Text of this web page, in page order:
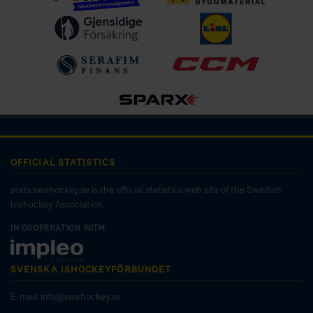
OFFICIAL STATISTICS
stats.swehockey.se is the official statistics web site of the Swedish
Icehockey Association.
IN COOPERATION WITH:
SVENSKA ISHOCKEYFÖRBUNDET
E-mail: info@swehockey.se